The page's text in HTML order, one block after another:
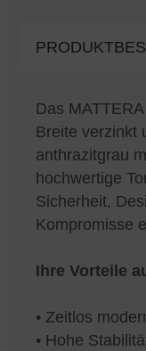
Das
Breite verzinkt
anthrazitgrau
hochwertige
Sicherheit,
Kompromisse
Ihre Vorteile
• Zeitlos
• Hohe